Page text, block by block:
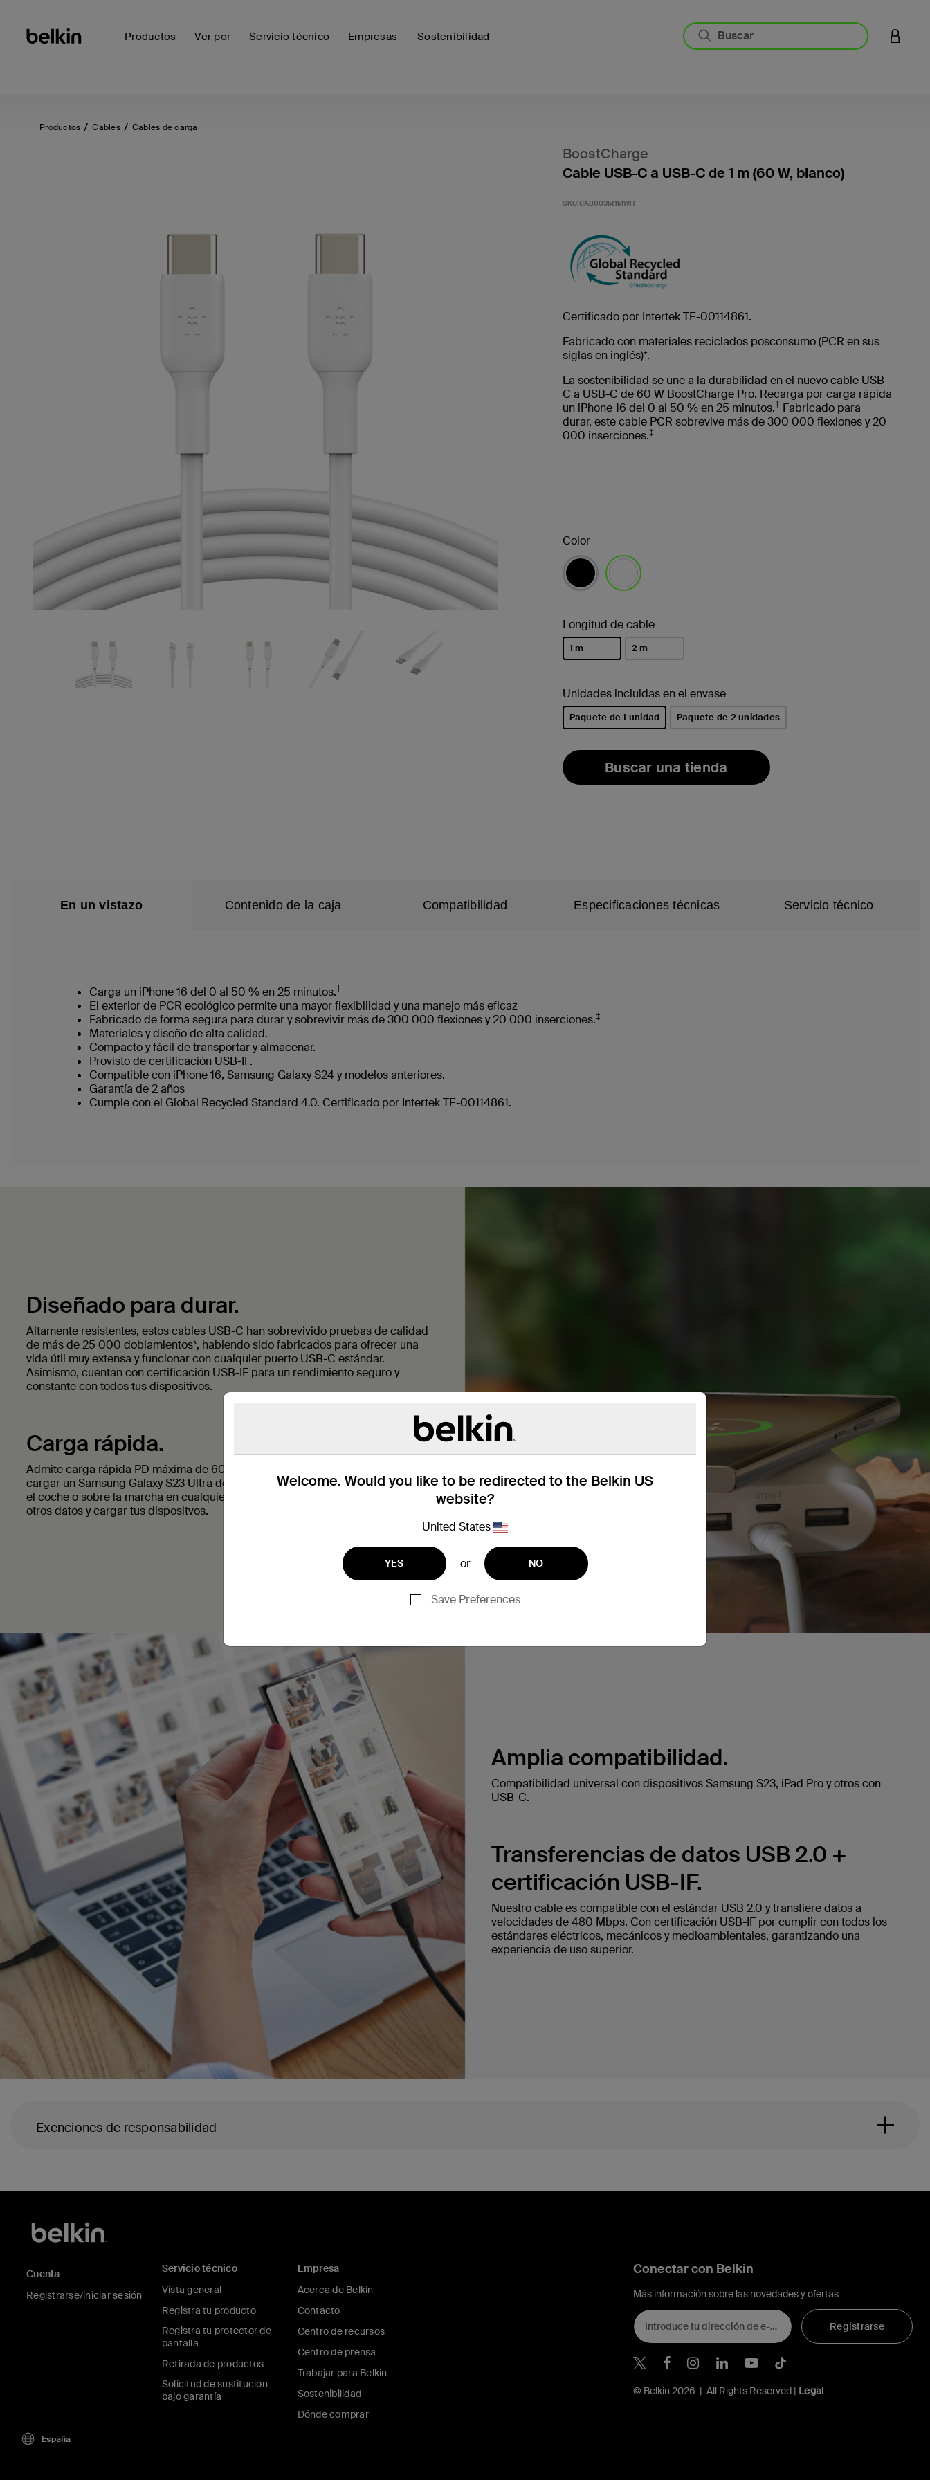
Productos Ver por Servicio técnico Empresas Sostenibilidad
Welcome. Would you like to be redirected to the Belkin US
website?
United States
YES or NO
Save Preferences
Productos Cables Cables de carga
BoostCharge
Cable USB-C a USB-C de 1 m (60 W, blanco)
SKU:CAB003bt1MWH
Certificado por Intertek TE-00114861.
Fabricado con materiales reciclados posconsumo (PCR en sus
siglas en inglés)*.
La sostenibilidad se une a la durabilidad en el nuevo cable USB-
C a USB-C de 60 W BoostCharge Pro. Recarga por carga rápida
un iPhone 16 del 0 al 50 % en 25 minutos.† Fabricado para
durar, este cable PCR sobrevive más de 300 000 flexiones y 20
000 inserciones.‡
Color
Longitud de cable
1 m 2 m
Unidades incluidas en el envase
Paquete de 1 unidad Paquete de 2 unidades
Buscar una tienda
En un vistazo Contenido de la caja Compatibilidad Especificaciones técnicas Servicio técnico
Carga un iPhone 16 del 0 al 50 % en 25 minutos.†
El exterior de PCR ecológico permite una mayor flexibilidad y una manejo más eficaz
Fabricado de forma segura para durar y sobrevivir más de 300 000 flexiones y 20 000 inserciones.‡
Materiales y diseño de alta calidad.
Compacto y fácil de transportar y almacenar.
Provisto de certificación USB-IF.
Compatible con iPhone 16, Samsung Galaxy S24 y modelos anteriores.
Garantía de 2 años
Cumple con el Global Recycled Standard 4.0. Certificado por Intertek TE-00114861.
Diseñado para durar.
Altamente resistentes, estos cables USB-C han sobrevivido pruebas de calidad
de más de 25 000 doblamientos*, habiendo sido fabricados para ofrecer una
vida útil muy extensa y funcionar con cualquier puerto USB-C estándar.
Asimismo, cuentan con certificación USB-IF para un rendimiento seguro y
constante con todos tus dispositivos.
Carga rápida.
Admite carga rápida PD máxima de 60 W (3 A/20 V) para tu dispositivo. Puede
cargar un Samsung Galaxy S23 Ultra de 0 al 50 % en 27 minutos. Úsalo en casa,
el coche o sobre la marcha en cualquier parte para sincronizar música, fotos u
otros datos y cargar tus dispositvos.
Amplia compatibilidad.
Compatibilidad universal con dispositivos Samsung S23, iPad Pro y otros con
USB-C.
Transferencias de datos USB 2.0 +
certificación USB-IF.
Nuestro cable es compatible con el estándar USB 2.0 y transfiere datos a
velocidades de 480 Mbps. Con certificación USB-IF por cumplir con todos los
estándares eléctricos, mecánicos y medioambientales, garantizando una
experiencia de uso superior.
Exenciones de responsabilidad
Cuenta
Registrarse/iniciar sesión
Servicio técnico
Vista general
Registra tu producto
Registra tu protector de
pantalla
Retirada de productos
Solicitud de sustitución
bajo garantía
Empresa
Acerca de Belkin
Contacto
Centro de recursos
Centro de prensa
Trabajar para Belkin
Sostenibilidad
Dónde comprar
Conectar con Belkin
Más información sobre las novedades y ofertas
Registrarse
Belkin Twitter
© Belkin 2026 | All Rights Reserved | Legal
España